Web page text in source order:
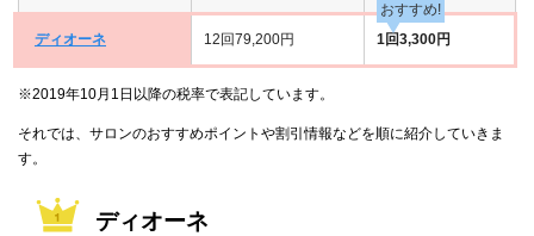
ディオーネ 12回79,200円
おすすめ!
1回3,300円
※2019年10月1日以降の税率で表記しています。
それでは、サロンのおすすめポイントや割引情報などを順に紹介していきま
す。
ディオーネ